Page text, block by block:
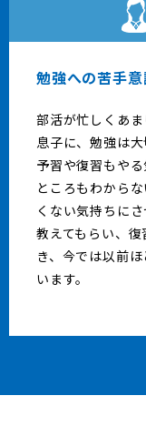
勉強への苦手意
部活が忙しくあ
息子に、勉強は
予習や復習もや
ところもわから
くない気持ちに
教えてもらい、
き、今では以前
います。